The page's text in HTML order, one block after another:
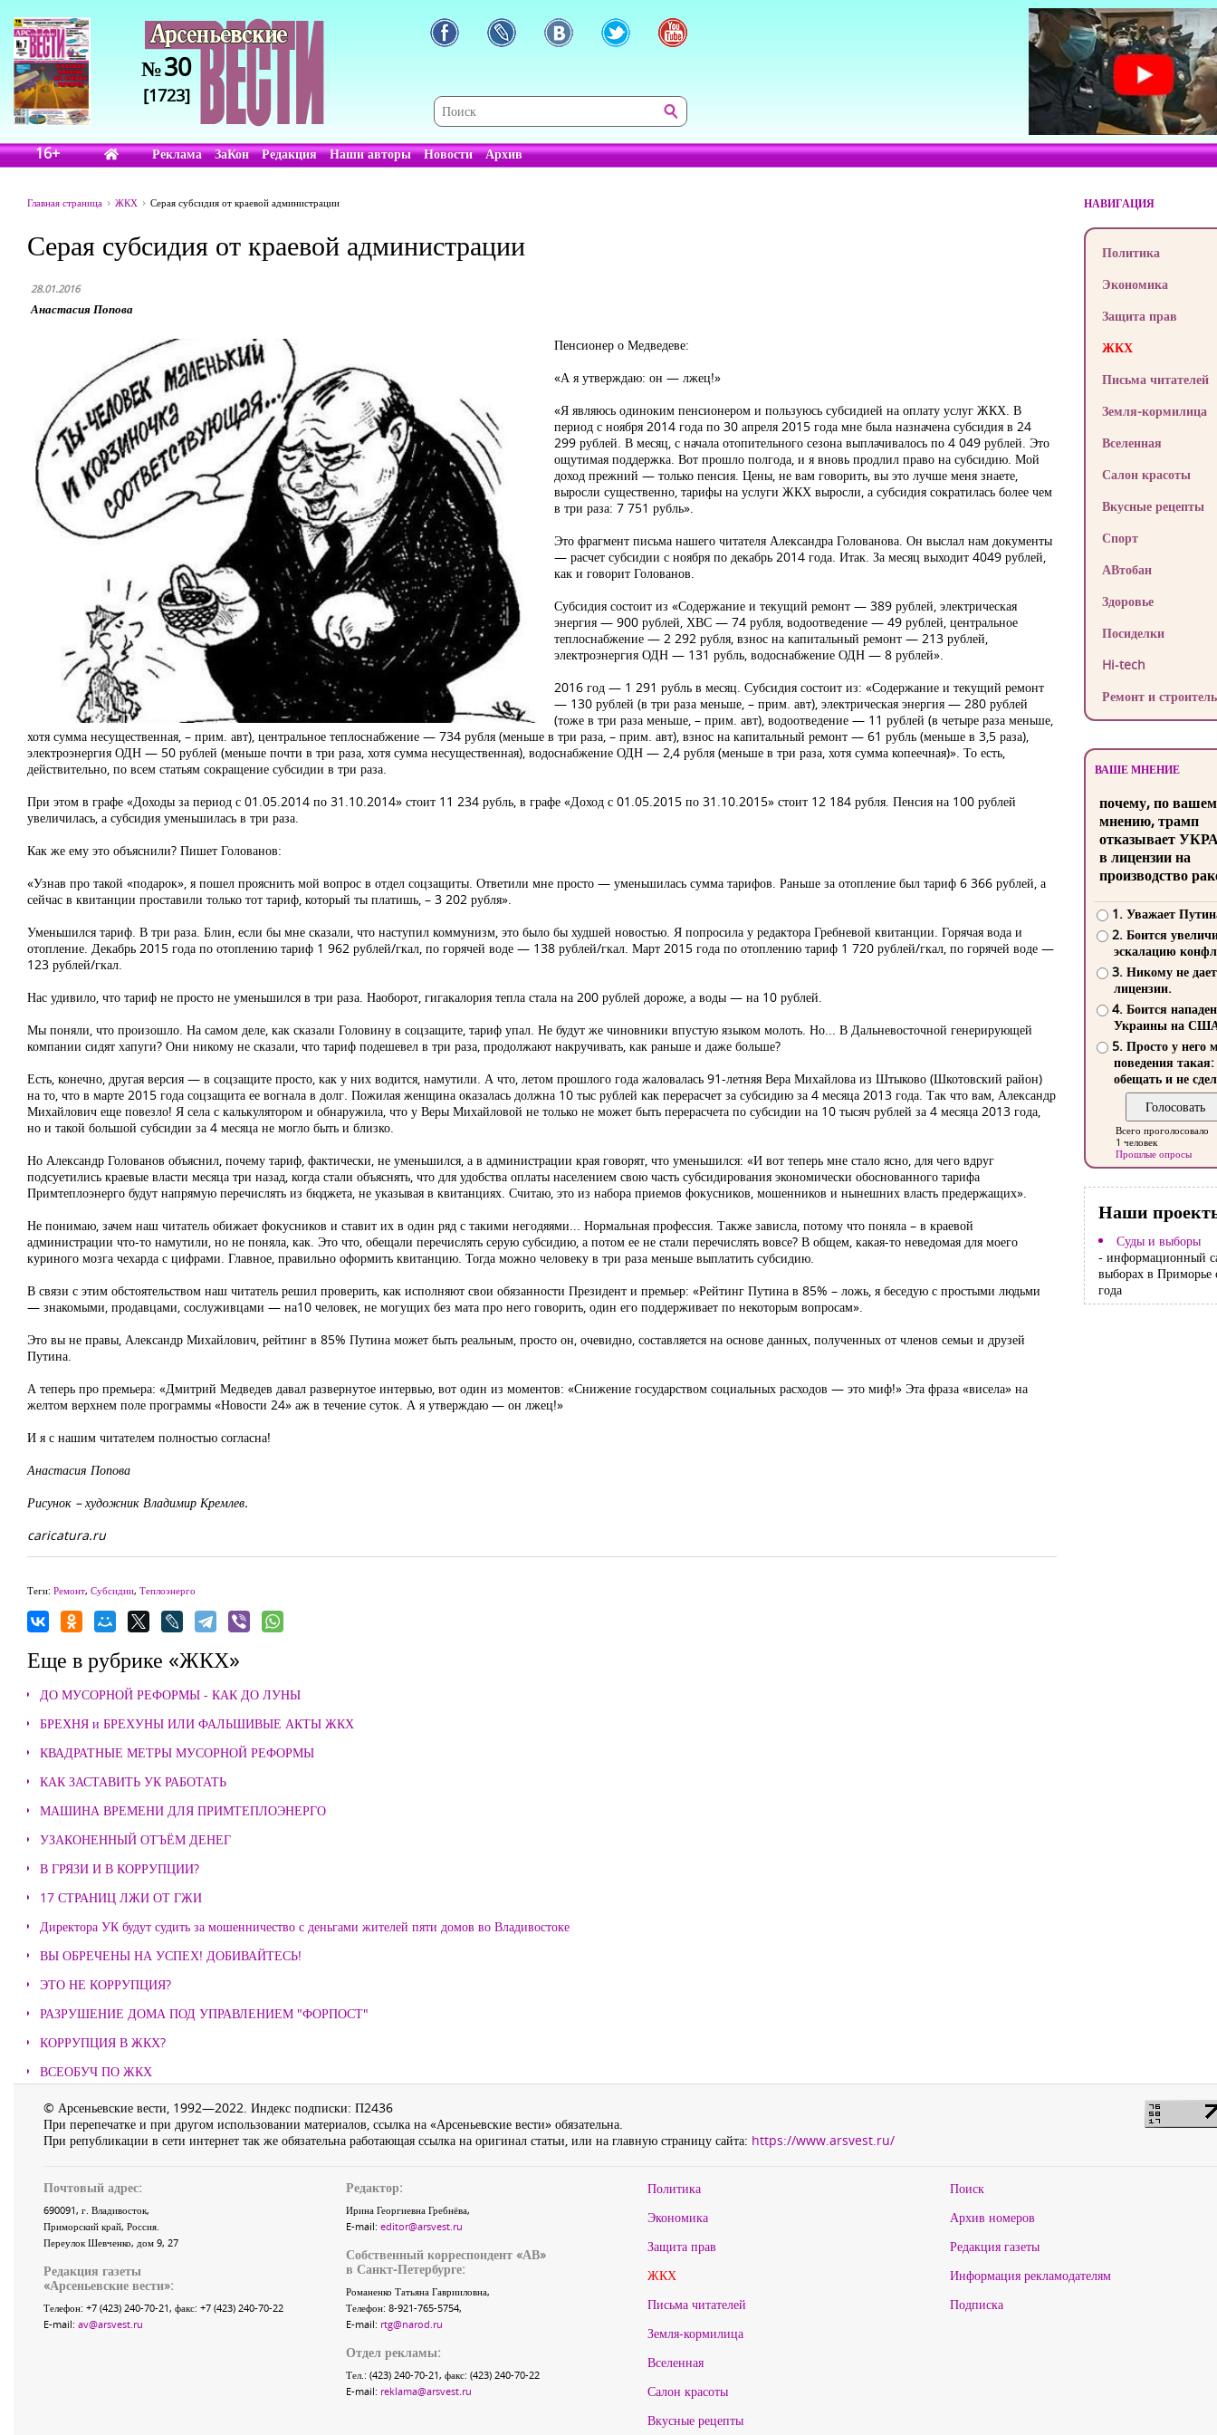
№30
[1723]
16+ Реклама ЗаКон Редакция Наши авторы Новости Архив
Главная страница ЖКХ Серая субсидия от краевой администрации
Серая субсидия от краевой администрации
28.01.2016
Анастасия Попова
Пенсионер о Медведеве:
«А я утверждаю: он — лжец!»
«Я являюсь одиноким пенсионером и пользуюсь субсидией на оплату услуг ЖКХ. В
период с ноября 2014 года по 30 апреля 2015 года мне была назначена субсидия в 24
299 рублей. В месяц, с начала отопительного сезона выплачивалось по 4 049 рублей. Это
ощутимая поддержка. Вот прошло полгода, и я вновь продлил право на субсидию. Мой
доход прежний — только пенсия. Цены, не вам говорить, вы это лучше меня знаете,
выросли существенно, тарифы на услуги ЖКХ выросли, а субсидия сократилась более чем
в три раза: 7 751 рубль».
Это фрагмент письма нашего читателя Александра Голованова. Он выслал нам документы
— расчет субсидии с ноября по декабрь 2014 года. Итак. За месяц выходит 4049 рублей,
как и говорит Голованов.
Субсидия состоит из «Содержание и текущий ремонт — 389 рублей, электрическая
энергия — 900 рублей, ХВС — 74 рубля, водоотведение — 49 рублей, центральное
теплоснабжение — 2 292 рубля, взнос на капитальный ремонт — 213 рублей,
электроэнергия ОДН — 131 рубль, водоснабжение ОДН — 8 рублей».
2016 год — 1 291 рубль в месяц. Субсидия состоит из: «Содержание и текущий ремонт
— 130 рублей (в три раза меньше, – прим. авт), электрическая энергия — 280 рублей
(тоже в три раза меньше, – прим. авт), водоотведение — 11 рублей (в четыре раза меньше,
хотя сумма несущественная, – прим. авт), центральное теплоснабжение — 734 рубля (меньше в три раза, – прим. авт), взнос на капитальный ремонт — 61 рубль (меньше в 3,5 раза),
электроэнергия ОДН — 50 рублей (меньше почти в три раза, хотя сумма несущественная), водоснабжение ОДН — 2,4 рубля (меньше в три раза, хотя сумма копеечная)». То есть,
действительно, по всем статьям сокращение субсидии в три раза.
При этом в графе «Доходы за период с 01.05.2014 по 31.10.2014» стоит 11 234 рубль, в графе «Доход с 01.05.2015 по 31.10.2015» стоит 12 184 рубля. Пенсия на 100 рублей
увеличилась, а субсидия уменьшилась в три раза.
Как же ему это объяснили? Пишет Голованов:
«Узнав про такой «подарок», я пошел прояснить мой вопрос в отдел соцзащиты. Ответили мне просто — уменьшилась сумма тарифов. Раньше за отопление был тариф 6 366 рублей, а
сейчас в квитанции проставили только тот тариф, который ты платишь, – 3 202 рубля».
Уменьшился тариф. В три раза. Блин, если бы мне сказали, что наступил коммунизм, это было бы худшей новостью. Я попросила у редактора Гребневой квитанции. Горячая вода и
отопление. Декабрь 2015 года по отоплению тариф 1 962 рублей/гкал, по горячей воде — 138 рублей/гкал. Март 2015 года по отоплению тариф 1 720 рублей/гкал, по горячей воде —
123 рублей/гкал.
Нас удивило, что тариф не просто не уменьшился в три раза. Наоборот, гигакалория тепла стала на 200 рублей дороже, а воды — на 10 рублей.
Мы поняли, что произошло. На самом деле, как сказали Головину в соцзащите, тариф упал. Не будут же чиновники впустую языком молоть. Но... В Дальневосточной генерирующей
компании сидят хапуги? Они никому не сказали, что тариф подешевел в три раза, продолжают накручивать, как раньше и даже больше?
Есть, конечно, другая версия — в соцзащите просто, как у них водится, намутили. А что, летом прошлого года жаловалась 91-летняя Вера Михайлова из Штыково (Шкотовский район)
на то, что в марте 2015 года соцзащита ее вогнала в долг. Пожилая женщина оказалась должна 10 тыс рублей как перерасчет за субсидию за 4 месяца 2013 года. Так что вам, Александр
Михайлович еще повезло! Я села с калькулятором и обнаружила, что у Веры Михайловой не только не может быть перерасчета по субсидии на 10 тысяч рублей за 4 месяца 2013 года,
но и такой большой субсидии за 4 месяца не могло быть и близко.
Но Александр Голованов объяснил, почему тариф, фактически, не уменьшился, а в администрации края говорят, что уменьшился: «И вот теперь мне стало ясно, для чего вдруг
подсуетились краевые власти месяца три назад, когда стали объяснять, что для удобства оплаты населением свою часть субсидирования экономически обоснованного тарифа
Примтеплоэнерго будут напрямую перечислять из бюджета, не указывая в квитанциях. Считаю, это из набора приемов фокусников, мошенников и нынешних власть предержащих».
Не понимаю, зачем наш читатель обижает фокусников и ставит их в один ряд с такими негодяями... Нормальная профессия. Также зависла, потому что поняла – в краевой
администрации что-то намутили, но не поняла, как. Это что, обещали перечислять серую субсидию, а потом ее не стали перечислять вовсе? В общем, какая-то неведомая для моего
куриного мозга чехарда с цифрами. Главное, правильно оформить квитанцию. Тогда можно человеку в три раза меньше выплатить субсидию.
В связи с этим обстоятельством наш читатель решил проверить, как исполняют свои обязанности Президент и премьер: «Рейтинг Путина в 85% – ложь, я беседую с простыми людьми
— знакомыми, продавцами, сослуживцами — на10 человек, не могущих без мата про него говорить, один его поддерживает по некоторым вопросам».
Это вы не правы, Александр Михайлович, рейтинг в 85% Путина может быть реальным, просто он, очевидно, составляется на основе данных, полученных от членов семьи и друзей
Путина.
А теперь про премьера: «Дмитрий Медведев давал развернутое интервью, вот один из моментов: «Снижение государством социальных расходов — это миф!» Эта фраза «висела» на
желтом верхнем поле программы «Новости 24» аж в течение суток. А я утверждаю — он лжец!»
И я с нашим читателем полностью согласна!
Анастасия Попова
Рисунок – художник Владимир Кремлев.
caricatura.ru
Теги: Ремонт, Субсидии, Теплоэнерго
Еще в рубрике «ЖКХ»
ДО МУСОРНОЙ РЕФОРМЫ - КАК ДО ЛУНЫ
БРЕХНЯ и БРЕХУНЫ ИЛИ ФАЛЬШИВЫЕ АКТЫ ЖКХ
КВАДРАТНЫЕ МЕТРЫ МУСОРНОЙ РЕФОРМЫ
КАК ЗАСТАВИТЬ УК РАБОТАТЬ
МАШИНА ВРЕМЕНИ ДЛЯ ПРИМТЕПЛОЭНЕРГО
УЗАКОНЕННЫЙ ОТЪЁМ ДЕНЕГ
В ГРЯЗИ И В КОРРУПЦИИ?
17 СТРАНИЦ ЛЖИ ОТ ГЖИ
Директора УК будут судить за мошенничество с деньгами жителей пяти домов во Владивостоке
ВЫ ОБРЕЧЕНЫ НА УСПЕХ! ДОБИВАЙТЕСЬ!
ЭТО НЕ КОРРУПЦИЯ?
РАЗРУШЕНИЕ ДОМА ПОД УПРАВЛЕНИЕМ "ФОРПОСТ"
КОРРУПЦИЯ В ЖКХ?
ВСЕОБУЧ ПО ЖКХ
НАВИГАЦИЯ
Политика
Экономика
Защита прав
ЖКХ
Письма читателей
Земля-кормилица
Вселенная
Салон красоты
Вкусные рецепты
Спорт
АВтобан
Здоровье
Посиделки
Hi-tech
Ремонт и
ВАШЕ МНЕНИЕ
почему, по
мнению, трамп
отказывает
в лицензии на
производство
1. Уважает
2. Боится
эскалацию
3. Никому не
лицензии.
4. Боится
Украины на
5. Просто у него
поведения такая:
обещать и не
Всего проголосовало
1 человек
Прошлые опросы
Наши
Суды и выборы
- информационный
выборах в Приморье
года
© Арсеньевские вести, 1992—2022. Индекс подписки: П2436
При перепечатке и при другом использовании материалов, ссылка на «Арсеньевские вести» обязательна.
При републикации в сети интернет так же обязательна работающая ссылка на оригинал статьи, или на главную страницу сайта: https://www.arsvest.ru/
Почтовый адрес:
690091, г. Владивосток,
Приморский край, Россия.
Переулок Шевченко, дом 9, 27
Редакция газеты
«Арсеньевские вести»:
Телефон: +7 (423) 240-70-21, факс: +7 (423) 240-70-22
E-mail: av@arsvest.ru
Редактор:
Ирина Георгиевна Гребнёва,
E-mail: editor@arsvest.ru
Собственный корреспондент «АВ»
в Санкт-Петербурге:
Романенко Татьяна Гаврииловна,
Телефон: 8-921-765-5754,
E-mail: rtg@narod.ru
Отдел рекламы:
Тел.: (423) 240-70-21, факс: (423) 240-70-22
E-mail: reklama@arsvest.ru
Политика
Экономика
Защита прав
ЖКХ
Письма читателей
Земля-кормилица
Вселенная
Салон красоты
Вкусные рецепты
Поиск
Архив номеров
Редакция газеты
Информация рекламодателям
Подписка